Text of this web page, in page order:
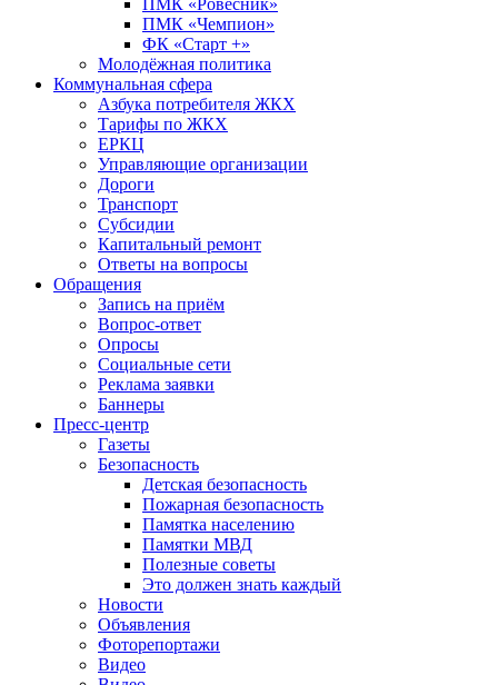
ПМК «Ровесник»
ПМК «Чемпион»
ФК «Старт +»
Молодёжная политика
Коммунальная сфера
Азбука потребителя ЖКХ
Тарифы по ЖКХ
ЕРКЦ
Управляющие организации
Дороги
Транспорт
Субсидии
Капитальный ремонт
Ответы на вопросы
Обращения
Запись на приём
Вопрос-ответ
Опросы
Социальные сети
Реклама заявки
Баннеры
Пресс-центр
Газеты
Безопасность
Детская безопасность
Пожарная безопасность
Памятка населению
Памятки МВД
Полезные советы
Это должен знать каждый
Новости
Объявления
Фоторепортажи
Видео